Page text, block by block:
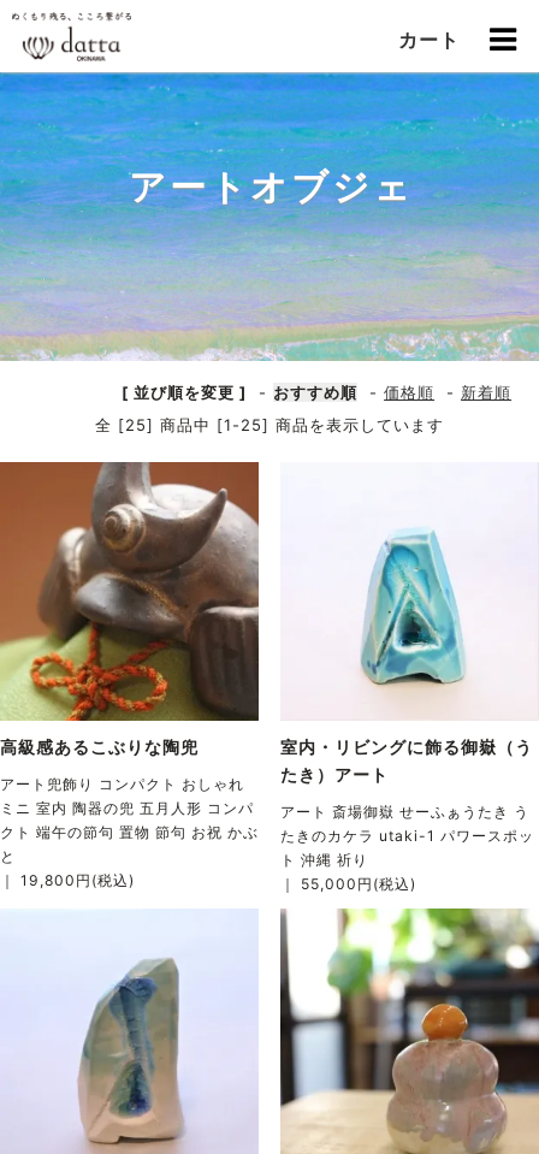
カート
アートオブジェ
[ 並び順を変更 ] - おすすめ順 -価格順 - 新着順
全 [25] 商品中 [1-25] 商品を表示しています
高級感あるこぶりな陶兜
アート兜飾り コンパクト おしゃれ
ミニ 室内 陶器の兜 五月人形 コンパ
クト 端午の節句 置物 節句 お祝 かぶ
と
｜ 19,800円(税込)
室内・リビングに飾る御嶽（う
たき）アート
アート 斎場御嶽 せーふぁうたき う
たきのカケラ utaki-1 パワースポッ
ト 沖縄 祈り
｜ 55,000円(税込)